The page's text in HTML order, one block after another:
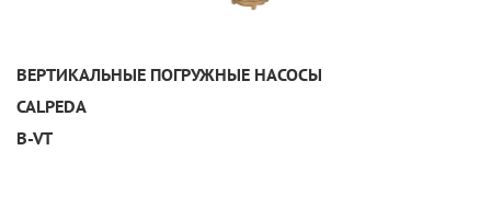
ВЕРТИКАЛЬНЫЕ ПОГРУЖНЫЕ НАСОСЫ
CALPEDA
B-VT